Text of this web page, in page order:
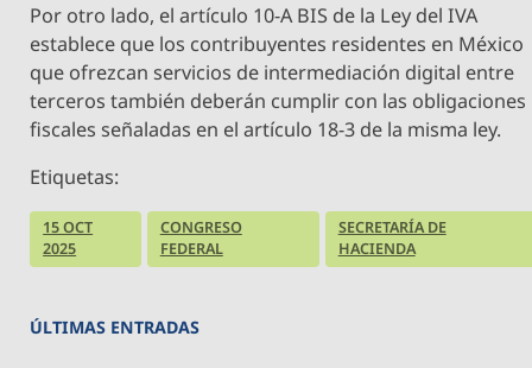
Por otro lado, el artículo 10-A BIS de la Ley del IVA
establece que los contribuyentes residentes en México
que ofrezcan servicios de intermediación digital entre
terceros también deberán cumplir con las obligaciones
fiscales señaladas en el artículo 18-3 de la misma ley.
Etiquetas:
15 OCT
2025
CONGRESO
FEDERAL
SECRETARÍA DE
HACIENDA
ÚLTIMAS ENTRADAS